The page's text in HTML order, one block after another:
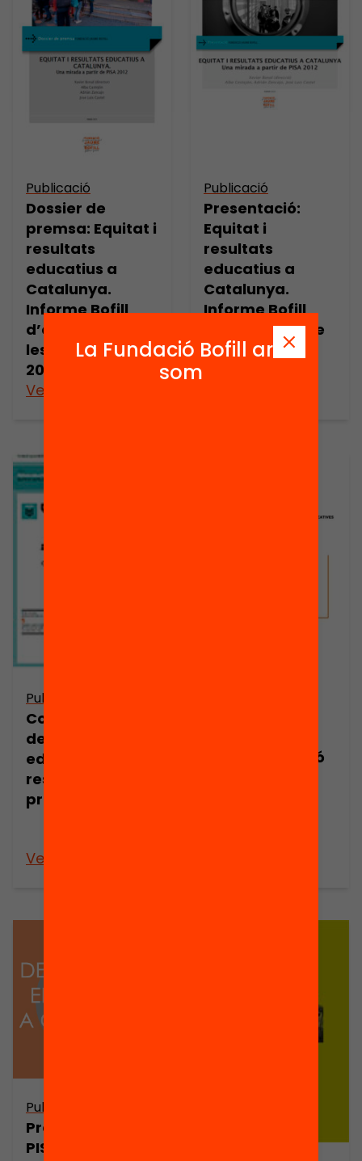
Publicació
Dossier de
premsa: Equitat i
resultats
educatius a
Catalunya.
Informe Bofill
d’explotació de
les dades PISA
2012
Veure’n més
Publicació
Presentació:
Equitat i
resultats
educatius a
Catalunya.
Informe Bofill
d’explotació de
les dades PISA
Publicació
Com afecten les
desigualtats
educatives als
resultats de les
proves PISA?
Veure’n més
2009: avaluació
Publicació
Presentació.
PISA 2009:
La Fundació Bofill ara
som